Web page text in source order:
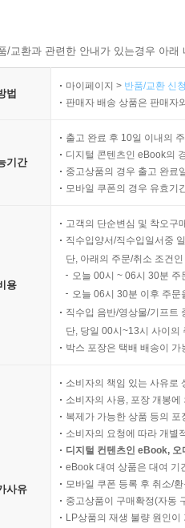
있는 만큼 하는 것임을 가르쳐 준
의 생각은 다를 수 있음을 알려 준
쓸 수 있는 기회를 많이 준다
어하는 아이
생각한 대로 안 되면 도움을 요
각과 판단이 필요한 순간 부모를
를 주었을 때는 다 할 때까지 침범
이 더디고 시간 개념이 없는 아이
고 스스로 그 시간 안에 끝내도록
개월까지 자기 조절력 점검 및 양
/교환과 관련한 안내가 있는경우 아
법
마이페이지 > 반품/교환 신
판매자 배송 상품은 판매자
기간
출고 완료 후 10일 이내의
디지털 콘텐츠인 eBook의
중고상품의 경우 출고 완료
모바일 쿠폰의 경우 유효기
용
고객의 단순변심 및 착오구
직수입양서/직수입일서중
단, 아래의 주문/취소 조건
오늘 00시 ~ 06시 30분
오늘 06시 30분 이후 주
직수입 음반/영상물/기프트
단, 당일 00시~13시 사이의
박스 포장은 택배 배송이
사유
소비자의 책임 있는 사유로
소비자의 사용, 포장 개봉
복제가 가능한 상품 등의
소비자의 요청에 따라 개별
디지털 컨텐츠인 eBook,
eBook 대여 상품은 대여 기
모바일 쿠폰 등록 후 취소/
중고상품이 구매확정(자동
LP상품의 재생 불량 원인